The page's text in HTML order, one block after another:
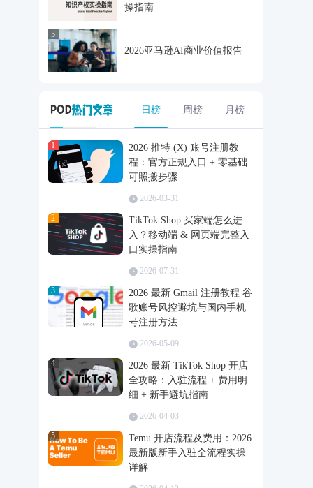
操指南
5
2026亚马逊AI商业价值报告
日榜 周榜 月榜
1
2026 推特 (X) 账号注册教
程：官方正规入口 + 零基础
可照搬步骤
2026-03-31
2
TikTok Shop 买家端怎么进
入？移动端 & 网页端完整入
口实操指南
2026-07-31
3
2026 最新 Gmail 注册教程 谷
歌账号风控避坑与国内手机
号注册方法
2026-05-09
4
2026 最新 TikTok Shop 开店
全攻略：入驻流程 + 费用明
细 + 新手避坑指南
2026-04-03
5
Temu 开店流程及费用：2026
最新版新手入驻全流程实操
详解